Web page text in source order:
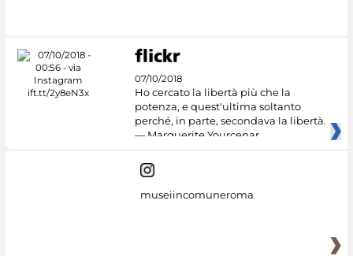
07/10/2018
Ho cercato la libertà più che la
potenza, e quest'ultima soltanto
perché, in parte, secondava la libertà.
— Marguerite Yourcenar
museiincomuneroma